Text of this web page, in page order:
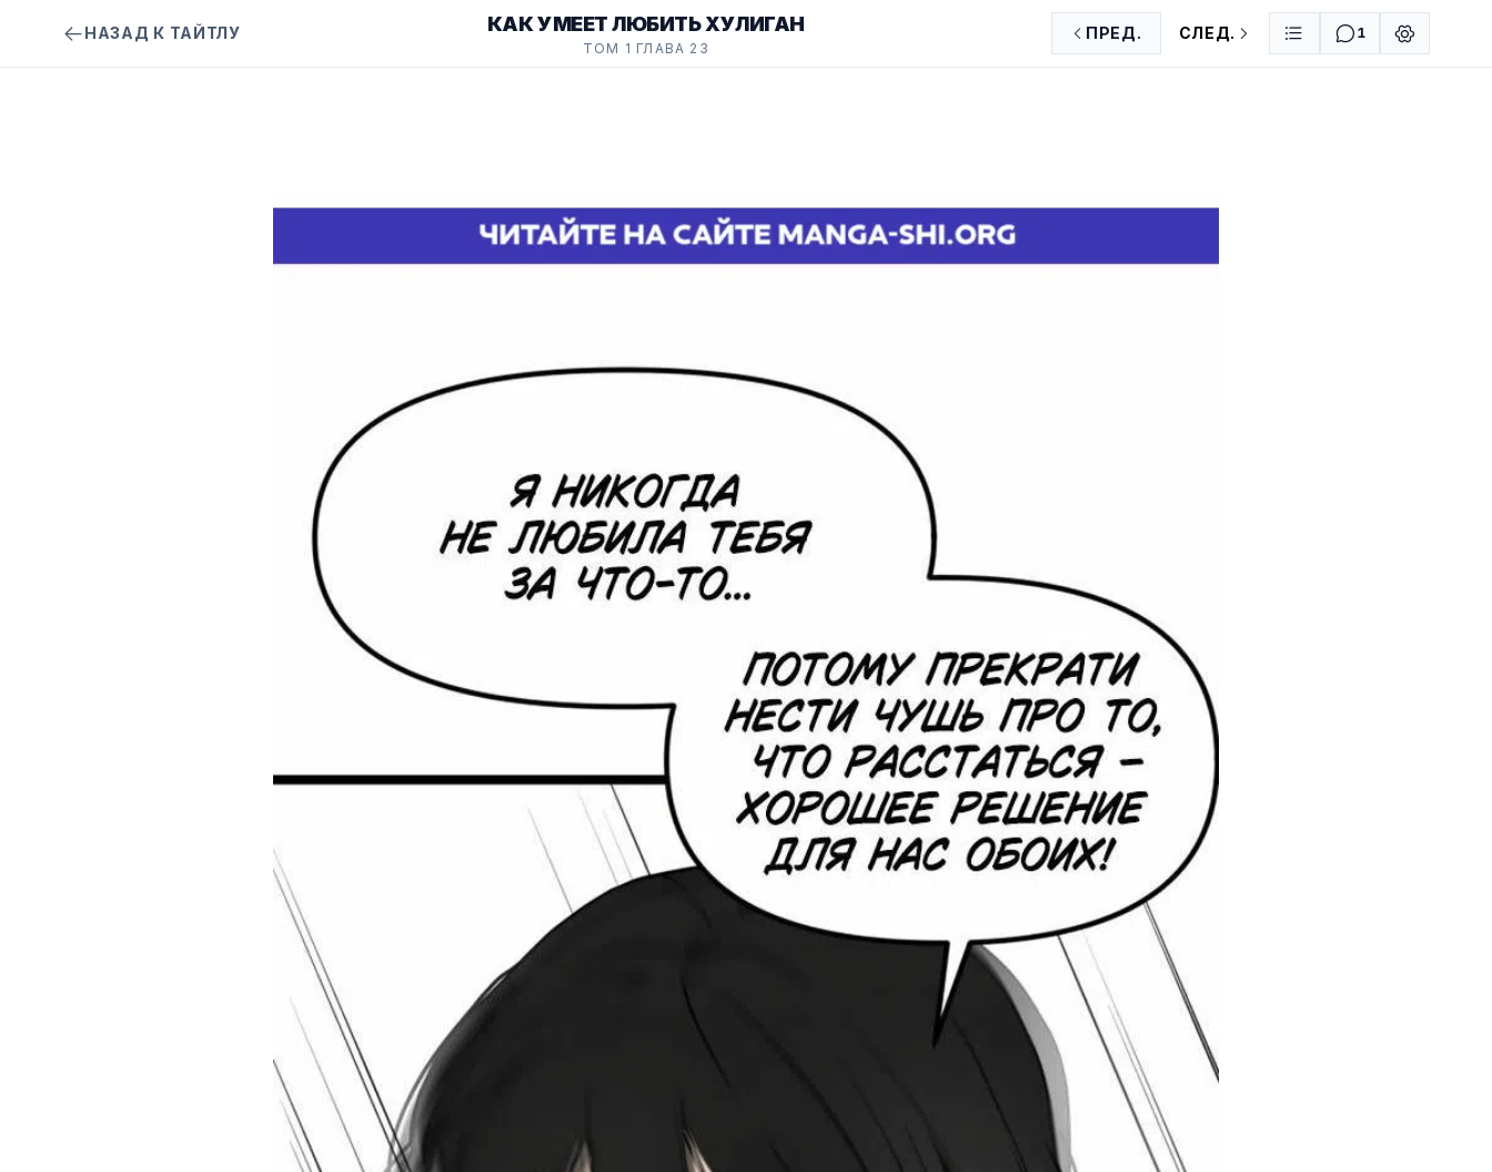
НАЗАД К ТАЙТЛУ КАК УМЕЕТ ЛЮБИТЬ ХУЛИГАН
ТОМ 1 ГЛАВА 23
ПРЕД. СЛЕД. 1